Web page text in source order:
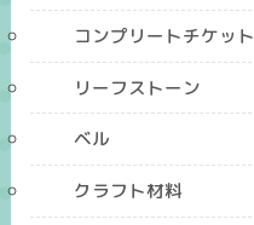
コンプリートチケット
リーフストーン
ベル
クラフト材料